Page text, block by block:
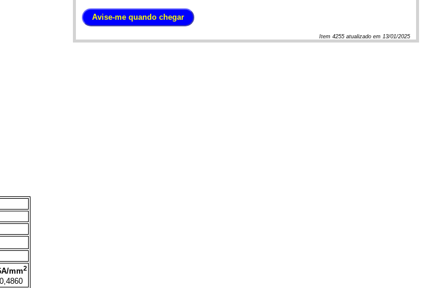
Item4255 atualizado em 13/01/2025
mm2
0,4860